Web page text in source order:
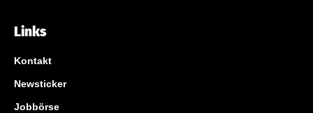
Links
Kontakt
Newsticker
Jobbörse